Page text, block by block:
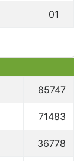
01
85747
71483
36778